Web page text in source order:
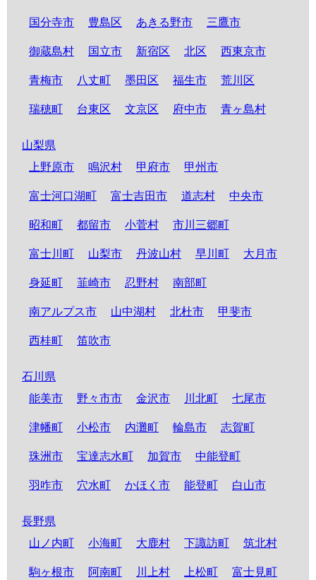
国分寺市 豊島区 あきる野市 三鷹市
御蔵島村 国立市 新宿区 北区 西東京市
青梅市 八丈町 墨田区 福生市 荒川区
瑞穂町 台東区 文京区 府中市 青ヶ島村
山梨県
上野原市
鳴沢村 甲府市 甲州市
富士河口湖町 富士吉田市 道志村 中央市
昭和町 都留市 小菅村 市川三郷町
富士川町 山梨市 丹波山村 早川町 大月市
身延町 韮崎市 忍野村 南部町
南アルプス市 山中湖村 北杜市 甲斐市
西桂町 笛吹市
石川県
能美市
野々市市 金沢市 川北町 七尾市
津幡町 小松市 内灘町 輪島市 志賀町
珠洲市 宝達志水町 加賀市 中能登町
羽咋市 穴水町 かほく市 能登町 白山市
長野県
山ノ内町
小海町 大鹿村 下諏訪町 筑北村
駒ヶ根市 阿南町 川上村 上松町 富士見町